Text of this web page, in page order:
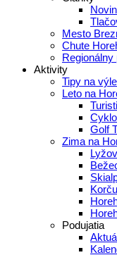
Mesto
Chute
Regionálny
Aktivity
Tipy na
Leto na
Golf
Zima na
Podujatia